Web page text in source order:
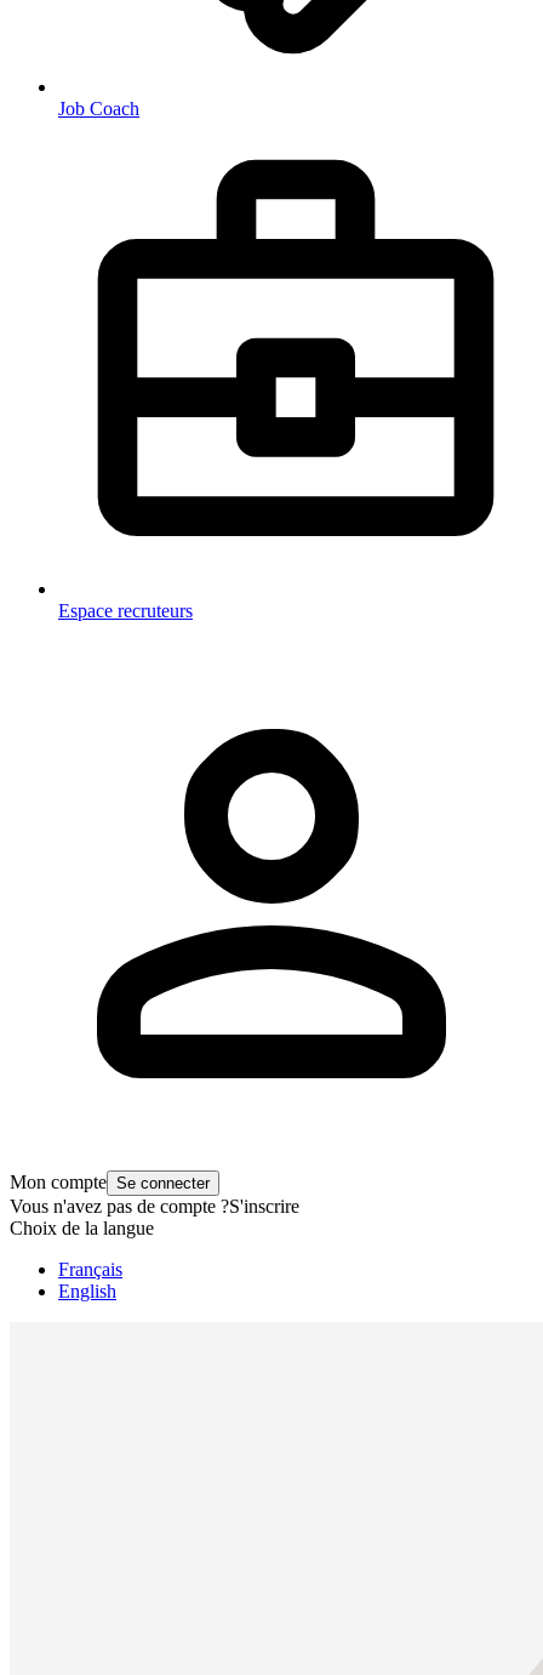
Job Coach
Espace recruteurs
Mon compte Se connecter
Vous n'avez pas de compte ?S'inscrire
Choix de la langue
Français
English